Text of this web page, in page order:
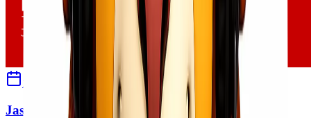
19 September 2024 Ulfi Khasanah
Jasa Pengiriman Cargo Murah, Gratis Pickup!